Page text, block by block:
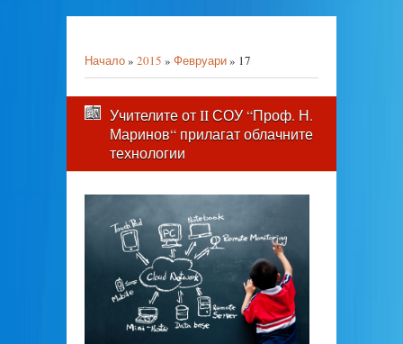
Начало» 2015 » Февруари» 17
Учителите от II СОУ “Проф. Н.
Маринов“ прилагат облачните
технологии